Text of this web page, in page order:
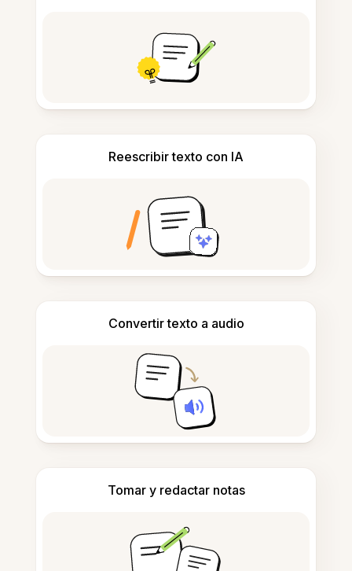
Reescribir texto con IA
Convertir texto a audio
Tomar y redactar notas